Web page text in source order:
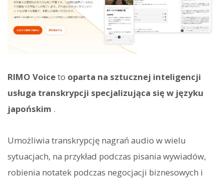
RIMO Voiceto oparta na sztucznej inteligencji
usługa transkrypcji specjalizująca się w języku
japońskim .
Umożliwia transkrypcję nagrań audio w wielu
sytuacjach, na przykład podczas pisania wywiadów,
robienia notatek podczas negocjacji biznesowych i